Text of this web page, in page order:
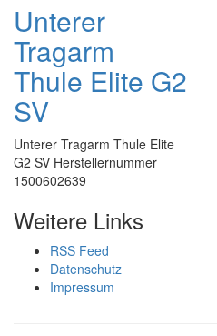
Unterer
Tragarm
Thule Elite G2
SV
Unterer Tragarm Thule Elite
G2 SV Herstellernummer
1500602639
Weitere Links
RSS Feed
Datenschutz
Impressum